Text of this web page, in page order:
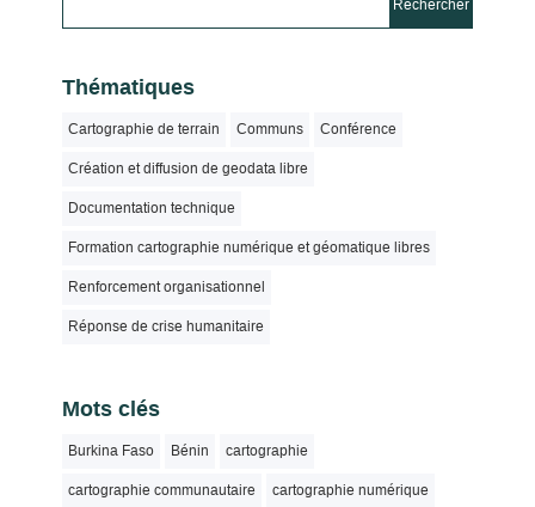
Thématiques
Cartographie de terrain Communs Conférence
Création et diffusion de geodata libre
Documentation technique
Formation cartographie numérique et géomatique libres
Renforcement organisationnel
Réponse de crise humanitaire
Mots clés
Burkina Faso Bénin cartographie
cartographie communautaire cartographie numérique